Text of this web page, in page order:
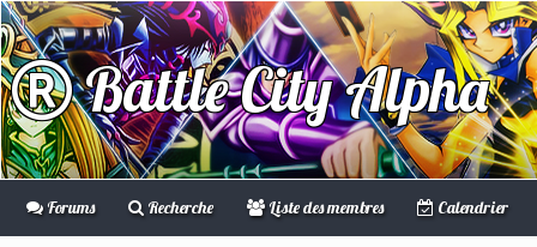
Battle City Alpha
Forums Recherche Liste des membres Calendrier